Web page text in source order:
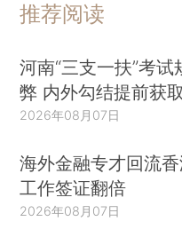
推荐阅读
河南“三支一扶”考试
弊 内外勾结提前获
2026年08月07日
海外金融专才回流
工作签证翻倍
2026年08月07日